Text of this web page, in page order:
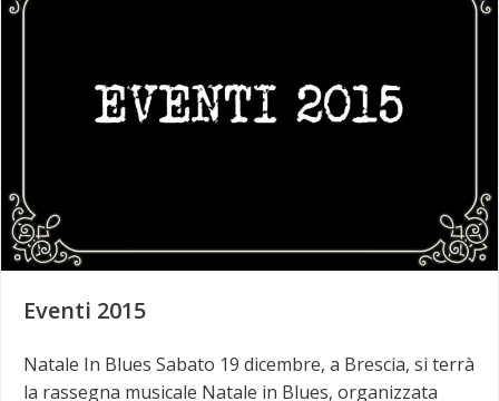
Eventi 2015
Natale In Blues Sabato 19 dicembre, a Brescia, si terrà
la rassegna musicale Natale in Blues, organizzata